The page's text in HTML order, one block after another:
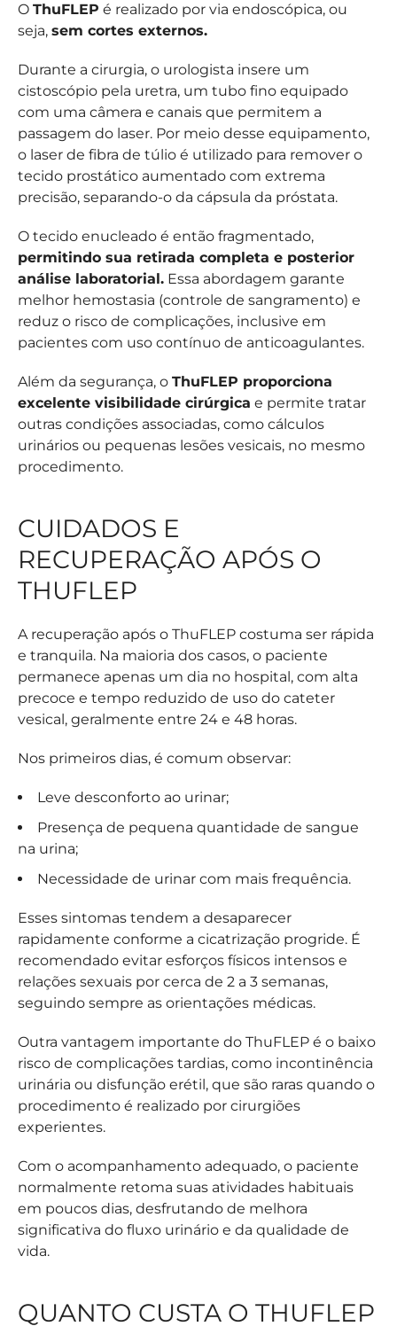
O ThuFLEP é realizado por via endoscópica, ou
seja, sem cortes externos.
Durante a cirurgia, o urologista insere um
cistoscópio pela uretra, um tubo fino equipado
com uma câmera e canais que permitem a
passagem do laser. Por meio desse equipamento,
o laser de fibra de túlio é utilizado para remover o
tecido prostático aumentado com extrema
precisão, separando-o da cápsula da próstata.
O tecido enucleado é então fragmentado,
permitindo sua retirada completa e posterior
análise laboratorial. Essa abordagem garante
melhor hemostasia (controle de sangramento) e
reduz o risco de complicações, inclusive em
pacientes com uso contínuo de anticoagulantes.
Além da segurança, o ThuFLEP proporciona
excelente visibilidade cirúrgica e permite tratar
outras condições associadas, como cálculos
urinários ou pequenas lesões vesicais, no mesmo
procedimento.
CUIDADOS E
RECUPERAÇÃO APÓS O
THUFLEP
A recuperação após o ThuFLEP costuma ser rápida
e tranquila. Na maioria dos casos, o paciente
permanece apenas um dia no hospital, com alta
precoce e tempo reduzido de uso do cateter
vesical, geralmente entre 24 e 48 horas.
Nos primeiros dias, é comum observar:
Leve desconforto ao urinar;
Presença de pequena quantidade de sangue
na urina;
Necessidade de urinar com mais frequência.
Esses sintomas tendem a desaparecer
rapidamente conforme a cicatrização progride. É
recomendado evitar esforços físicos intensos e
relações sexuais por cerca de 2 a 3 semanas,
seguindo sempre as orientações médicas.
Outra vantagem importante do ThuFLEP é o baixo
risco de complicações tardias, como incontinência
urinária ou disfunção erétil, que são raras quando o
procedimento é realizado por cirurgiões
experientes.
Com o acompanhamento adequado, o paciente
normalmente retoma suas atividades habituais
em poucos dias, desfrutando de melhora
significativa do fluxo urinário e da qualidade de
vida.
QUANTO CUSTA O THUFLEP